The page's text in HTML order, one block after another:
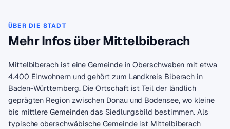
ÜBER DIE STADT
Mehr Infos über Mittelbiberach
Mittelbiberach ist eine Gemeinde in Oberschwaben mit etwa
4.400 Einwohnern und gehört zum Landkreis Biberach in
Baden-Württemberg. Die Ortschaft ist Teil der ländlich
geprägten Region zwischen Donau und Bodensee, wo kleine
bis mittlere Gemeinden das Siedlungsbild bestimmen. Als
typische oberschwäbische Gemeinde ist Mittelbiberach